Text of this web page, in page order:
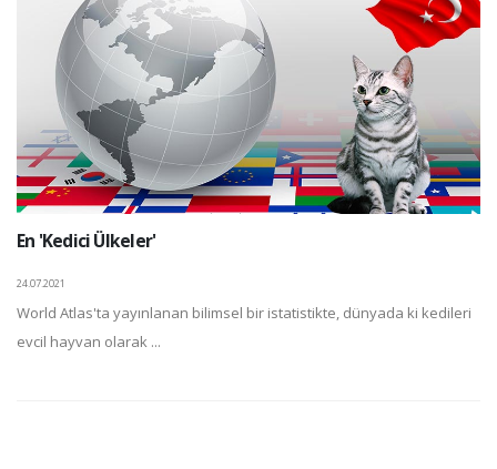
En 'Kedici Ülkeler'
24.07.2021
World Atlas'ta yayınlanan bilimsel bir istatistikte, dünyada ki kedileri
evcil hayvan olarak ...